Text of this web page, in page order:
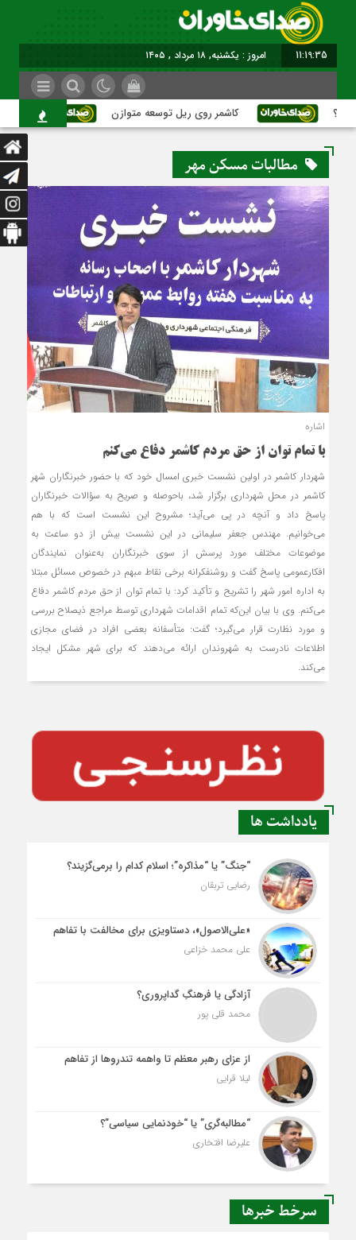
11:19:35 امروز : یکشنبه, ۱۸ مرداد , ۱۴۰۵
کاشمر روی ریل توسعه متوازن
مطالبات مسکن مهر
اشاره
با تمام توان از حق مردم کاشمر دفاع می‌کنم
شهردار کاشمر در اولین نشست خبری امسال خود که با حضور خبرنگاران شهر
کاشمر در محل شهرداری برگزار شد، باحوصله و صریح به سؤالات خبرنگاران
پاسخ داد و آنچه در پی می‌آید؛ مشروح این نشست است که با هم
می‌خوانیم. مهندس جعفر سلیمانی در این نشست بیش از دو ساعت به
موضوعات مختلف مورد پرسش از سوی خبرنگاران به‌عنوان نمایندگان
افکارعمومی پاسخ گفت و روشنفکرانه برخی نقاط مبهم در خصوص مسائل مبتلا
به اداره امور شهر را تشریح و تأکید کرد: با تمام توان از حق مردم کاشمر دفاع
می‌کنم. وی با بیان این‌که تمام اقدامات شهرداری توسط مراجع ذیصلاح بررسی
و مورد نظارت قرار می‌گیرد؛ گفت: متأسفانه بعضی افراد در فضای مجازی
اطلاعات نادرست به شهروندان ارائه می‌دهند که برای شهر مشکل ایجاد
می‌کند.
یادداشت ها
“جنگ” یا “مذاکره”؛ اسلام کدام را برمی‌گزیند؟
رضایی تربقان
«علی‌الاصول»، دستاویزی برای مخالفت با تفاهم
علی محمد خزاعی
آزادگی یا فرهنگِ گداپروری؟
محمد قلی پور
از عزای رهبر معظم تا واهمه تندروها از تفاهم
لیلا قرایی
“مطالبه‌گری” یا “خودنمایی سیاسی”؟
علیرضا افتخاری
سرخط خبرها